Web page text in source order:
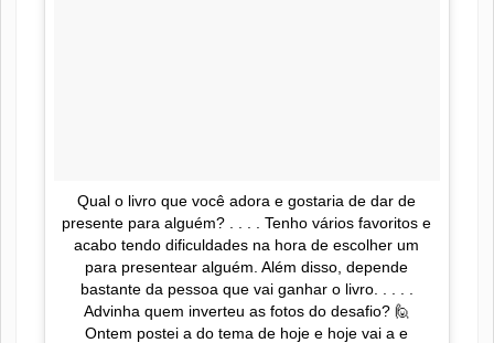
Qual o livro que você adora e gostaria de dar de
presente para alguém? . . . . Tenho vários favoritos e
acabo tendo dificuldades na hora de escolher um
para presentear alguém. Além disso, depende
bastante da pessoa que vai ganhar o livro. . . . .
Advinha quem inverteu as fotos do desafio? 🙋
Ontem postei a do tema de hoje e hoje vai a e